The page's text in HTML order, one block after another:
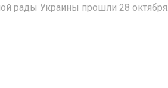
рады Украины прошли 28